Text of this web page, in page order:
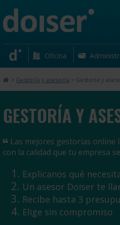
Oficina
> Gestoría y asesoría > Gestoría y
GESTORÍA Y
Las mejores gestorías online
con la calidad que tu empresa
Explicanos qué
Un asesor Doiser te
Recibe hasta 3
Elige sin compromiso